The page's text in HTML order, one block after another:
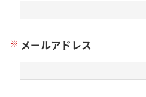
メールアドレス